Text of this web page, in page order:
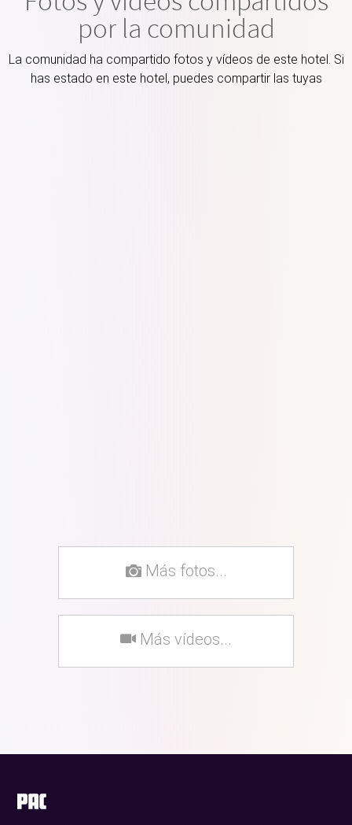
por la comunidad
La comunidad ha compartido fotos y vídeos de este hotel. Si
has estado en este hotel, puedes compartir las tuyas
Más fotos...
Más vídeos...